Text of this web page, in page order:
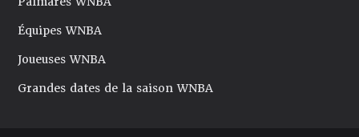
Équipes WNBA
Joueuses WNBA
Grandes dates de la saison WNBA